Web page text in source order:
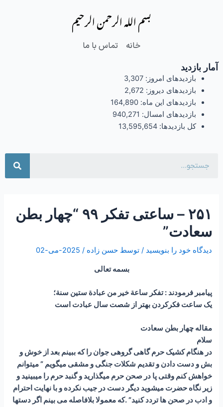
بسم الله الرحمن الرحیم
خانه تماس با ما
آمار بازدید
بازدیدهای امروز: 3,307
بازدیدهای دیروز: 2,672
بازدیدهای این ماه: 164,890
بازدیدهای امسال: 940,271
کل بازدیدها: 13,595,654
۲۵۱ – ساعتی تفکر ۹۹ “چهار بطن
سعادت”
دیدگاه‌ خود را بنویسید / توسطحسن زاده/ 2025-می-02
بسمه تعالی
پیامبر فرمودند : تفكر ساعة خير من عبادة ستين سنة؛
یک ساعت فکرکردن بهتر از شصت سال عبادت است
مقاله چهار بطن سعادت
سلام
در هنگام کشیک حرم گاهی گروهی جوان را که ببینم بعد از خوش و
بش و دست دادن و تقدیم شکلات جنگی و مشقی میگویم ” میتوانم
خواهش کنم وقتی پا در صحن حرم میگذارید و گنبد حرم را میبینید و
زیر نگاه حضرت میشوید دیگر دست در جیب نکرده و با نهایت احترام
و ادب در صحن ها تردد کنید” .که معمولا بلافاصله می بینم اگر دستها